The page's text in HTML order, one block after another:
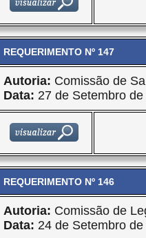
REQUERIMENTO Nº 147
Autoria: Comissão de
Data: 27 de Setembro de
REQUERIMENTO Nº 146
Autoria: Comissão de
Data: 24 de Setembro de